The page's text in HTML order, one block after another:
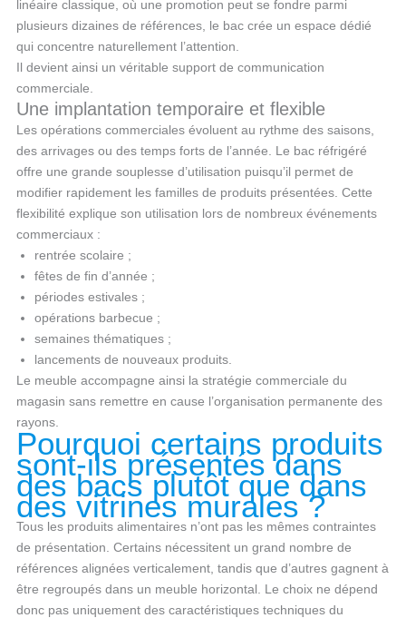
linéaire classique, où une promotion peut se fondre parmi
plusieurs dizaines de références, le bac crée un espace dédié
qui concentre naturellement l’attention.
Il devient ainsi un véritable support de communication
commerciale.
Une implantation temporaire et flexible
Les opérations commerciales évoluent au rythme des saisons,
des arrivages ou des temps forts de l’année. Le bac réfrigéré
offre une grande souplesse d’utilisation puisqu’il permet de
modifier rapidement les familles de produits présentées. Cette
flexibilité explique son utilisation lors de nombreux événements
commerciaux :
rentrée scolaire ;
fêtes de fin d’année ;
périodes estivales ;
opérations barbecue ;
semaines thématiques ;
lancements de nouveaux produits.
Le meuble accompagne ainsi la stratégie commerciale du
magasin sans remettre en cause l’organisation permanente des
rayons.
Pourquoi certains produits
sont-ils présentés dans
des bacs plutôt que dans
des vitrines murales ?
Tous les produits alimentaires n’ont pas les mêmes contraintes
de présentation. Certains nécessitent un grand nombre de
références alignées verticalement, tandis que d’autres gagnent à
être regroupés dans un meuble horizontal. Le choix ne dépend
donc pas uniquement des caractéristiques techniques du